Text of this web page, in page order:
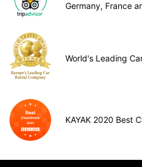
Germany, France
World's Leading
KAYAK 2020 Best